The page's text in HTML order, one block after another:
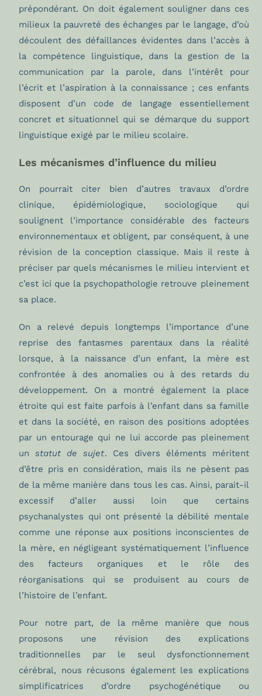
prépondérant. On doit également souligner dans ces
milieux la pauvreté des échanges par le langage, d’où
découlent des défaillances évidentes dans l’accès à
la compétence linguistique, dans la gestion de la
communication par la parole, dans l’intérêt pour
l’écrit et l’aspiration à la connaissance ; ces enfants
disposent d’un code de langage essentiellement
concret et situationnel qui se démarque du support
linguistique exigé par le milieu scolaire.
Les mécanismes d’influence du milieu
On pourrait citer bien d’autres travaux d’ordre
clinique, épidémiologique, sociologique qui
soulignent l’importance considérable des facteurs
environnementaux et obligent, par conséquent, à une
révision de la conception classique. Mais il reste à
préciser par quels mécanismes le milieu intervient et
c’est ici que la psychopathologie retrouve pleinement
sa place.
On a relevé depuis longtemps l’importance d’une
reprise des fantasmes parentaux dans la réalité
lorsque, à la naissance d’un enfant, la mère est
confrontée à des anomalies ou à des retards du
développement. On a montré également la place
étroite qui est faite parfois à l’enfant dans sa famille
et dans la société, en raison des positions adoptées
par un entourage qui ne lui accorde pas pleinement
unstatut de sujet. Ces divers éléments méritent
d’être pris en considération, mais ils ne pèsent pas
de la même manière dans tous les cas. Ainsi, parait-il
excessif d’aller aussi loin que certains
psychanalystes qui ont présenté la débilité mentale
comme une réponse aux positions inconscientes de
la mère, en négligeant systématiquement l’influence
des facteurs organiques et le rôle des
réorganisations qui se produisent au cours de
l’histoire de l’enfant.
Pour notre part, de la même manière que nous
proposons une révision des explications
traditionnelles par le seul dysfonctionnement
cérébral, nous récusons également les explications
simplificatrices d’ordre psychogénétique ou